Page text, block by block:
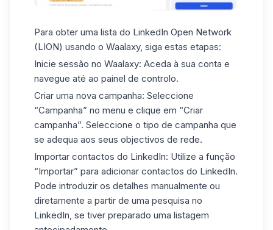
Para obter uma lista do LinkedIn Open Network
(LION) usando o Waalaxy, siga estas etapas:
Inicie sessão no Waalaxy: Aceda à sua conta e
navegue até ao painel de controlo.
Criar uma nova campanha: Seleccione
“Campanha” no menu e clique em “Criar
campanha”. Seleccione o tipo de campanha que
se adequa aos seus objectivos de rede.
Importar contactos do LinkedIn: Utilize a função
“Importar” para adicionar contactos do LinkedIn.
Pode introduzir os detalhes manualmente ou
diretamente a partir de uma pesquisa no
LinkedIn, se tiver preparado uma listagem